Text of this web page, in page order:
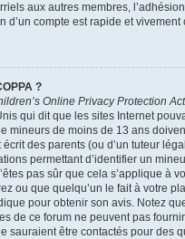
aux autres membres,
d’un compte est rapide et
?
Online Privacy Protection Act
qui dit que les sites Internet
mineurs de moins de 13 ans
des parents (ou d’un tuteur
permettant d’identifier un
pas sûr que cela s’applique à
ou que quelqu’un le fait à votre
pour obtenir son avis. Notez
de ce forum ne peuvent pas
sauraient être contactés pour des